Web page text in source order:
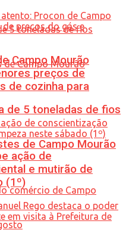
de 5 toneladas de fios
de Campo Mourão
Campo Mourão
preços de
de cozinha para
ação de
e mutirão de
(1º)